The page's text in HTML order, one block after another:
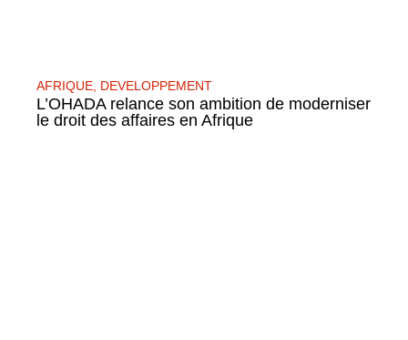
AFRIQUE DEVELOPPEMENT
L’OHADA relance son ambition de moderniser
le droit des affaires en Afrique